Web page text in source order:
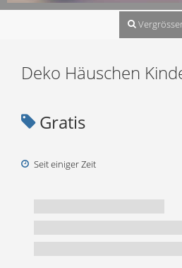
Deko Häuschen
Gratis
Seit einiger Zeit